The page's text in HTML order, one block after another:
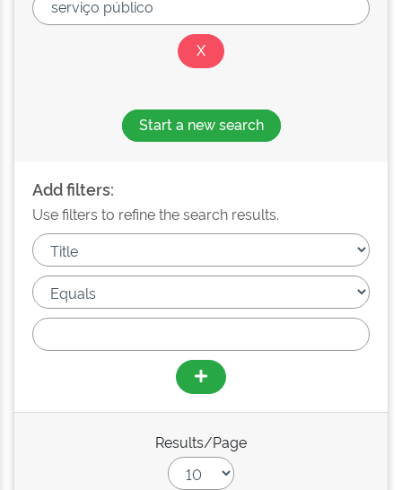
Start a new search
Add filters:
Use filters to refine the search results.
Results/Page